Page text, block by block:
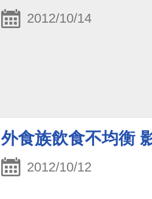
2012/10/14
外食族飲食不均衡
2012/10/12